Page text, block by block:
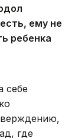
ему не
ребенка
себе
где